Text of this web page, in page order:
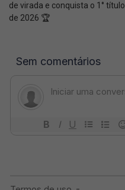
de virada e conquista o 1° título
de 2026 🏆